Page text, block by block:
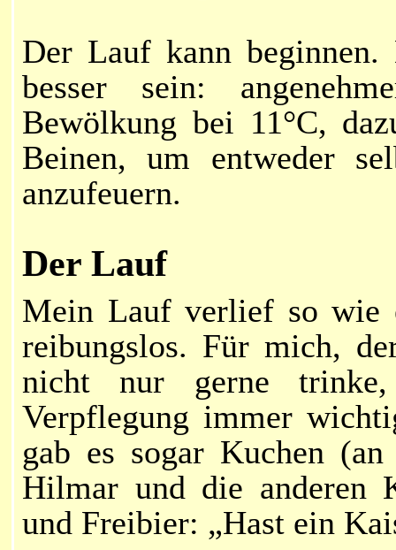
Der Lauf kann beginnen.
besser sein:
Bewölkung bei 11°C,
Beinen, um entweder
anzufeuern.
Der Lauf
Mein Lauf verlief so wie
reibungslos. Für mich,
nicht nur gerne
Verpflegung immer
gab es sogar Kuchen
Hilmar und die anderen
und Freibier: „Hast ein